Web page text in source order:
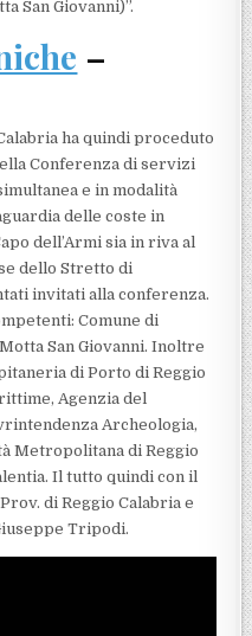
San Giovanni)”.
–
ha quindi proceduto
Conferenza di servizi
e in modalità
delle coste in
dell’Armi sia in riva al
dello Stretto di
invitati alla conferenza.
Comune di
San Giovanni. Inoltre
di Porto di Reggio
Agenzia del
Archeologia,
Metropolitana di Reggio
Il tutto quindi con il
di Reggio Calabria e
Tripodi.